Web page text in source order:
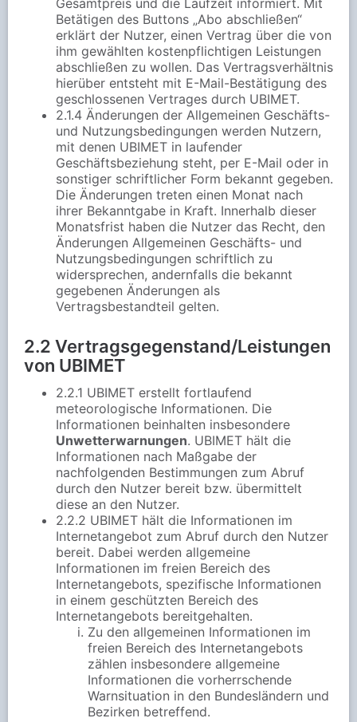
Gesamtpreis und die Laufzeit informiert. Mit
Betätigen des Buttons „Abo abschließen“
erklärt der Nutzer, einen Vertrag über die von
ihm gewählten kostenpflichtigen Leistungen
abschließen zu wollen. Das Vertragsverhältnis
hierüber entsteht mit E-Mail-Bestätigung des
geschlossenen Vertrages durch UBIMET.
2.1.4 Änderungen der Allgemeinen Geschäfts-
und Nutzungsbedingungen werden Nutzern,
mit denen UBIMET in laufender
Geschäftsbeziehung steht, per E-Mail oder in
sonstiger schriftlicher Form bekannt gegeben.
Die Änderungen treten einen Monat nach
ihrer Bekanntgabe in Kraft. Innerhalb dieser
Monatsfrist haben die Nutzer das Recht, den
Änderungen Allgemeinen Geschäfts- und
Nutzungsbedingungen schriftlich zu
widersprechen, andernfalls die bekannt
gegebenen Änderungen als
Vertragsbestandteil gelten.
2.2 Vertragsgegenstand/Leistungen
von UBIMET
2.2.1 UBIMET erstellt fortlaufend
meteorologische Informationen. Die
Informationen beinhalten insbesondere
Unwetterwarnungen. UBIMET hält die
Informationen nach Maßgabe der
nachfolgenden Bestimmungen zum Abruf
durch den Nutzer bereit bzw. übermittelt
diese an den Nutzer.
2.2.2 UBIMET hält die Informationen im
Internetangebot zum Abruf durch den Nutzer
bereit. Dabei werden allgemeine
Informationen im freien Bereich des
Internetangebots, spezifische Informationen
in einem geschützten Bereich des
Internetangebots bereitgehalten.
Zu den allgemeinen Informationen im
freien Bereich des Internetangebots
zählen insbesondere allgemeine
Informationen die vorherrschende
Warnsituation in den Bundesländern und
Bezirken betreffend.